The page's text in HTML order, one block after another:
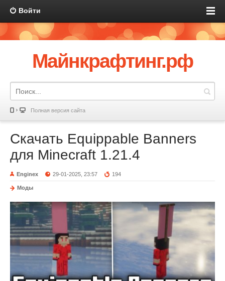
Войти
Майнкрафтинг.рф
Полная версия сайта
Скачать Equippable Banners
для Minecraft 1.21.4
Enginex 29-01-2025, 23:57 194
Моды